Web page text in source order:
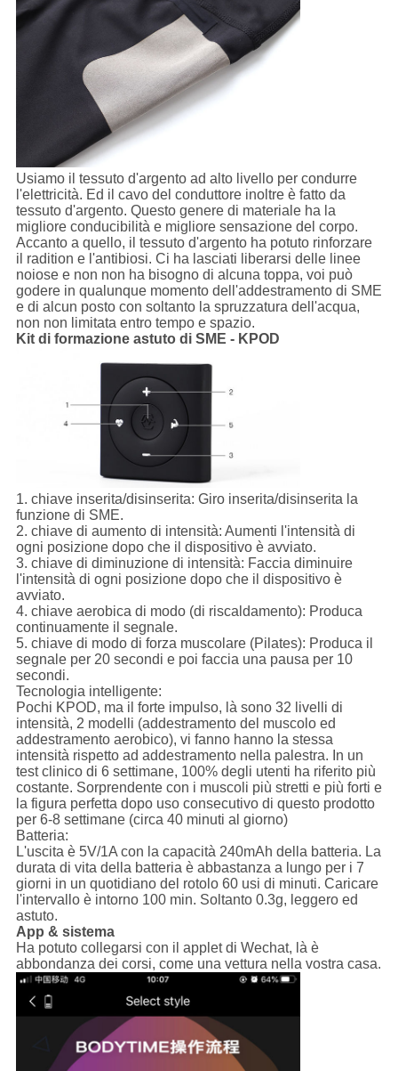
Usiamo il tessuto d'argento ad alto livello per condurre
l'elettricità. Ed il cavo del conduttore inoltre è fatto da
tessuto d'argento. Questo genere di materiale ha la
migliore conducibilità e migliore sensazione del corpo.
Accanto a quello, il tessuto d'argento ha potuto rinforzare
il radition e l'antibiosi. Ci ha lasciati liberarsi delle linee
noiose e non non ha bisogno di alcuna toppa, voi può
godere in qualunque momento dell'addestramento di SME
e di alcun posto con soltanto la spruzzatura dell'acqua,
non non limitata entro tempo e spazio.
Kit di formazione astuto di SME - KPOD
1. chiave inserita/disinserita: Giro inserita/disinserita la
funzione di SME.
2. chiave di aumento di intensità: Aumenti l'intensità di
ogni posizione dopo che il dispositivo è avviato.
3. chiave di diminuzione di intensità: Faccia diminuire
l'intensità di ogni posizione dopo che il dispositivo è
avviato.
4. chiave aerobica di modo (di riscaldamento): Produca
continuamente il segnale.
5. chiave di modo di forza muscolare (Pilates): Produca il
segnale per 20 secondi e poi faccia una pausa per 10
secondi.
Tecnologia intelligente:
Pochi KPOD, ma il forte impulso, là sono 32 livelli di
intensità, 2 modelli (addestramento del muscolo ed
addestramento aerobico), vi fanno hanno la stessa
intensità rispetto ad addestramento nella palestra. In un
test clinico di 6 settimane, 100% degli utenti ha riferito più
costante. Sorprendente con i muscoli più stretti e più forti e
la figura perfetta dopo uso consecutivo di questo prodotto
per 6-8 settimane (circa 40 minuti al giorno)
Batteria:
L'uscita è 5V/1A con la capacità 240mAh della batteria. La
durata di vita della batteria è abbastanza a lungo per i 7
giorni in un quotidiano del rotolo 60 usi di minuti. Caricare
l'intervallo è intorno 100 min. Soltanto 0.3g, leggero ed
astuto.
App & sistema
Ha potuto collegarsi con il applet di Wechat, là è
abbondanza dei corsi, come una vettura nella vostra casa.